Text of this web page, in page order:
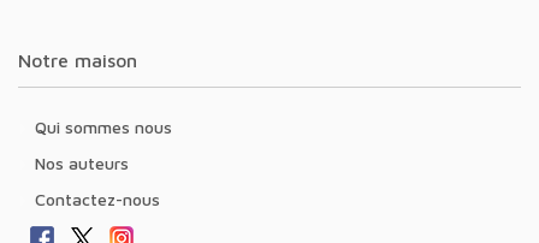
Notre maison
Qui sommes nous
Nos auteurs
Contactez-nous